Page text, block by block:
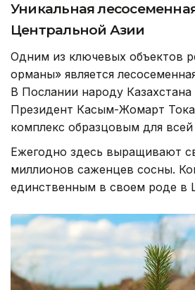
Уникальная
Центральной Азии
Одним из ключевых объектов
орманы» является
В Послании народу
Президент Касым-Жомарт
комплекс образцовым для
Ежегодно здесь выращивают
миллионов саженцев сосны.
единственным в своем роде в